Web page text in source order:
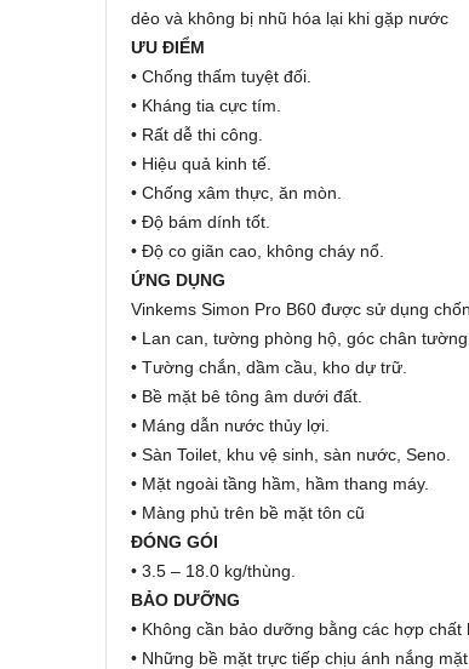
dẻo và không bị nhũ hóa lại khi gặp nước
ƯU ĐIỂM
• Chống thấm tuyệt đối.
• Kháng tia cực tím.
• Rất dễ thi công.
• Hiệu quả kinh tế.
• Chống xâm thực, ăn mòn.
• Độ bám dính tốt.
• Độ co giãn cao, không cháy nổ.
ỨNG DỤNG
Vinkems Simon Pro B60 được sử dụng
• Lan can, tường phòng hộ, góc chân tường.
• Tường chắn, dầm cầu, kho dự trữ.
• Bề mặt bê tông âm dưới đất.
• Máng dẫn nước thủy lợi.
• Sàn Toilet, khu vệ sinh, sàn nước, Seno.
• Mặt ngoài tầng hầm, hầm thang máy.
• Màng phủ trên bề mặt tôn cũ
ĐÓNG GÓI
• 3.5 – 18.0 kg/thùng.
BẢO DƯỠNG
• Không cần bảo dưỡng bằng các hợp
• Những bề mặt trực tiếp chịu ánh nắng